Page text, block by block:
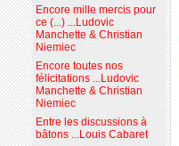
Encore mille mercis pour
ce (...) ...Ludovic
Manchette & Christian
Niemiec
Encore toutes nos
félicitations ...Ludovic
Manchette & Christian
Niemiec
Entre les discussions à
bâtons ...Louis Cabaret